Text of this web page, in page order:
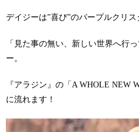
デイジーは”喜び”のパープルクリス
「見た事の無い、新しい世界へ行
ー。
『アラジン』の「A WHOLE NEW
に流れます！